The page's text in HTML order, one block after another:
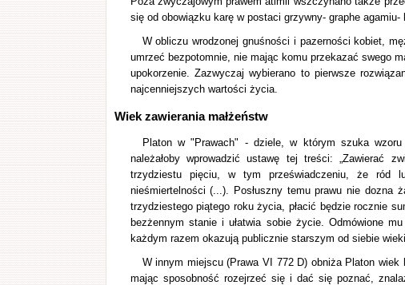
się od obowiązku karę w postaci grzywny- graphe agamiu-
W obliczu wrodzonej gnuśności i pazerności kobiet,
umrzeć bezpotomnie, nie mając komu przekazać swego
upokorzenie. Zazwyczaj wybierano to pierwsze
najcenniejszych wartości życia.
Wiek zawierania małżeństw
Platon w "Prawach" - dziele, w którym szuka
należałoby wprowadzić ustawę tej treści: „Zawierać
trzydziestu pięciu, w tym przeświadczeniu, że ród
nieśmiertelności (...). Posłuszny temu prawu nie
trzydziestego piątego roku życia, płacić będzie rocznie
bezżennym stanie i ułatwia sobie życie. Odmówione
każdym razem okazują publicznie starszym od siebie
W innym miejscu (Prawa VI 772 D) obniża Platon
mając sposobność rozejrzeć się i dać się poznać,